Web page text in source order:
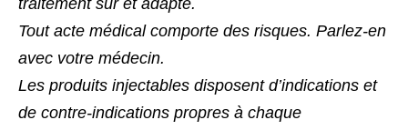
traitement sûr et adapté.
Tout acte médical comporte des risques. Parlez-en
avec votre médecin.
Les produits injectables disposent d’indications et
de contre-indications propres à chaque